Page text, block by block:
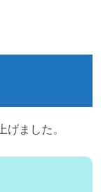
ました。